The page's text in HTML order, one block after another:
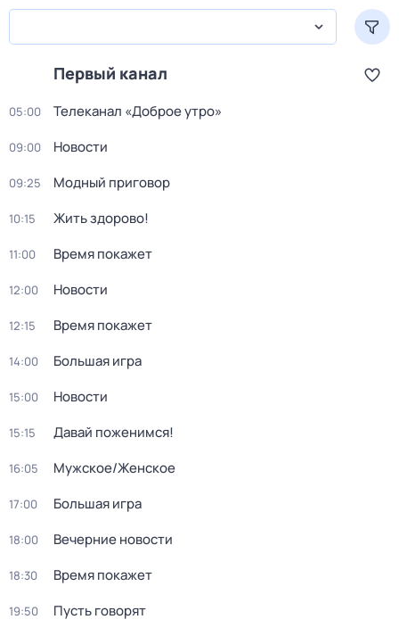
Первый канал
05:00 Телеканал «Доброе утро»
09:00 Новости
09:25 Модный приговор
10:15 Жить здорово!
11:00 Время покажет
12:00 Новости
12:15 Время покажет
14:00 Большая игра
15:00 Новости
15:15 Давай поженимся!
16:05 Мужское/Женское
17:00 Большая игра
18:00 Вечерние новости
18:30 Время покажет
19:50 Пусть говорят